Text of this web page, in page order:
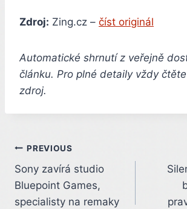
Zdroj: Zing.cz – číst originál
Automatické shrnutí z veřejně
článku. Pro plné detaily vždy
zdroj.
Post
navigation
PREVIOUS
Sony zavírá studio
Bluepoint Games,
specialisty na remaky